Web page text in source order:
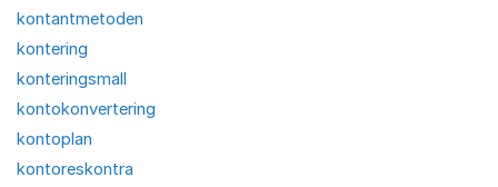
kontantmetoden
kontering
konteringsmall
kontokonvertering
kontoplan
kontoreskontra